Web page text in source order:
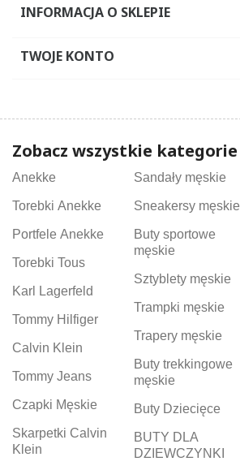
INFORMACJA O SKLEPIE
TWOJE KONTO
Zobacz wszystkie kategorie
Anekke
Torebki Anekke
Portfele Anekke
Torebki Tous
Karl Lagerfeld
Tommy Hilfiger
Calvin Klein
Tommy Jeans
Czapki Męskie
Skarpetki Calvin
Klein
Sandały męskie
Sneakersy męskie
Buty sportowe
męskie
Sztyblety męskie
Trampki męskie
Trapery męskie
Buty trekkingowe
męskie
Buty Dziecięce
BUTY DLA
DZIEWCZYNKI